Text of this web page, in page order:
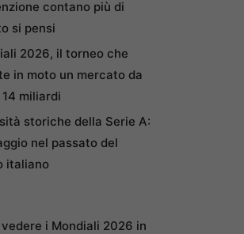
contano più di
si pensi
2026, il torneo che
in moto un mercato da
miliardi
storiche della Serie A:
nel passato del
italiano
i Mondiali 2026 in